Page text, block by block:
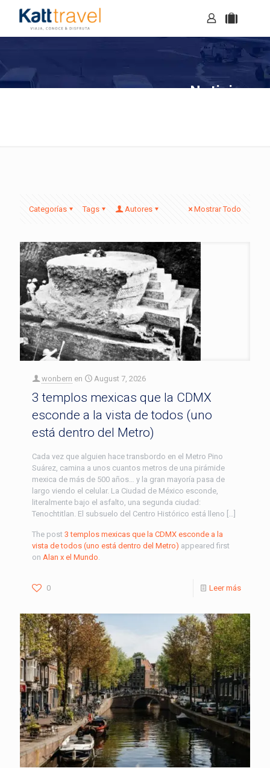
Noticias
Categorías Tags Autores Mostrar Todo
wonbern en August 7, 2026
3 templos mexicas que la CDMX
esconde a la vista de todos (uno
está dentro del Metro)
Cada vez que alguien hace transbordo en el Metro Pino
Suárez, camina a unos cuantos metros de una pirámide
mexica de más de 500 años… y la gran mayoría pasa de
largo viendo el celular. La Ciudad de México esconde,
literalmente bajo el asfalto, una segunda ciudad:
Tenochtitlan. El subsuelo del Centro Histórico está lleno […]
The post 3 templos mexicas que la CDMX esconde a la
vista de todos (uno está dentro del Metro) appeared first
on Alan x el Mundo.
0 Leer más